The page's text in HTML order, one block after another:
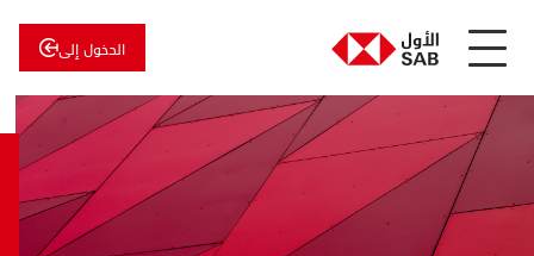
الدخول إلى
الأول
الأول
للاستثمار